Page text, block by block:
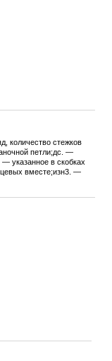
количество стежков
петли;дс. —
указанное в скобках
вместе;изн3. —